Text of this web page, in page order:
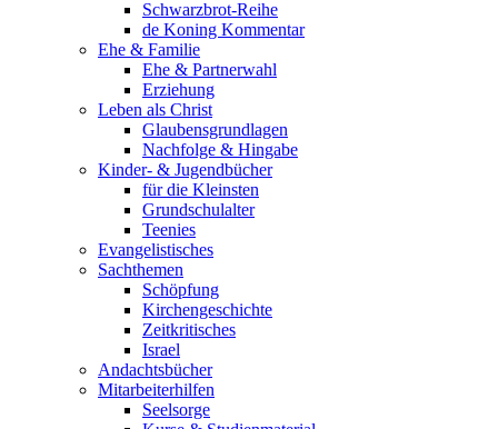
Schwarzbrot-Reihe
de Koning Kommentar
Ehe & Familie
Ehe & Partnerwahl
Erziehung
Leben als Christ
Glaubensgrundlagen
Nachfolge & Hingabe
Kinder- & Jugendbücher
für die Kleinsten
Grundschulalter
Teenies
Evangelistisches
Sachthemen
Schöpfung
Kirchengeschichte
Zeitkritisches
Israel
Andachtsbücher
Mitarbeiterhilfen
Seelsorge